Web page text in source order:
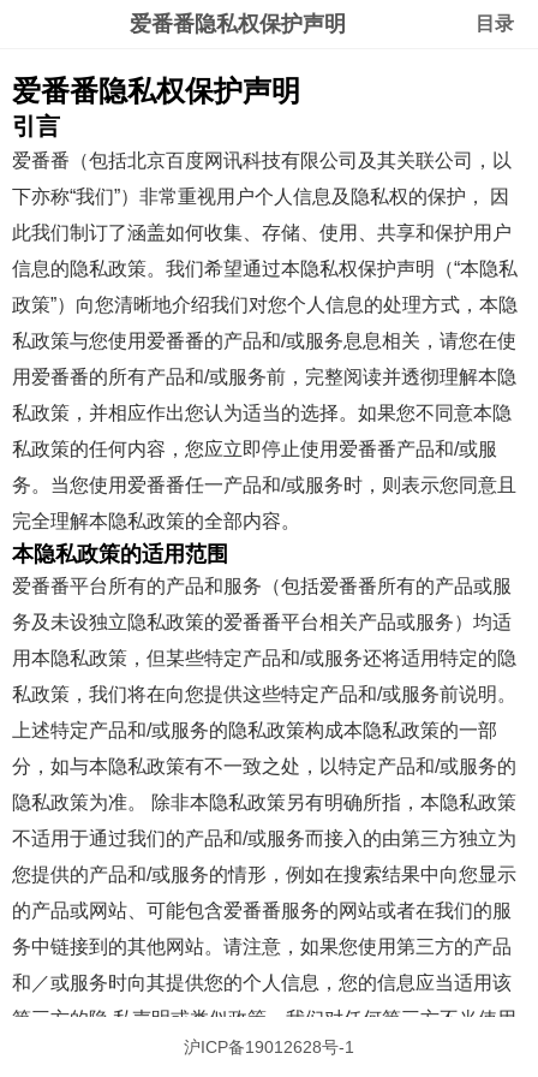
爱番番隐私权保护声明 目录
爱番番隐私权保护声明
引言
爱番番（包括北京百度网讯科技有限公司及其关联公司，以
下亦称“我们”）非常重视用户个人信息及隐私权的保护， 因
此我们制订了涵盖如何收集、存储、使用、共享和保护用户
信息的隐私政策。我们希望通过本隐私权保护声明（“本隐私
政策”）向您清晰地介绍我们对您个人信息的处理方式，本隐
私政策与您使用爱番番的产品和/或服务息息相关，请您在使
用爱番番的所有产品和/或服务前，完整阅读并透彻理解本隐
私政策，并相应作出您认为适当的选择。如果您不同意本隐
私政策的任何内容，您应立即停止使用爱番番产品和/或服
务。当您使用爱番番任一产品和/或服务时，则表示您同意且
完全理解本隐私政策的全部内容。
本隐私政策的适用范围
爱番番平台所有的产品和服务（包括爱番番所有的产品或服
务及未设独立隐私政策的爱番番平台相关产品或服务）均适
用本隐私政策，但某些特定产品和/或服务还将适用特定的隐
私政策，我们将在向您提供这些特定产品和/或服务前说明。
上述特定产品和/或服务的隐私政策构成本隐私政策的一部
分，如与本隐私政策有不一致之处，以特定产品和/或服务的
隐私政策为准。 除非本隐私政策另有明确所指，本隐私政策
不适用于通过我们的产品和/或服务而接入的由第三方独立为
您提供的产品和/或服务的情形，例如在搜索结果中向您显示
的产品或网站、可能包含爱番番服务的网站或者在我们的服
务中链接到的其他网站。请注意，如果您使用第三方的产品
和／或服务时向其提供您的个人信息，您的信息应当适用该
第三方的隐 私声明或类似政策，我们对任何第三方不当使用
或披露由您提供的信息不承担任何法律责任。
沪ICP备19012628号-1